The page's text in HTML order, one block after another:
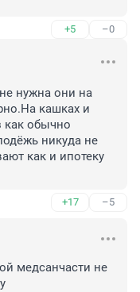
+5 –0
нужна они на
кашках и
как обычно
никуда не
как и ипотеку
+17 –5
медсанчасти не